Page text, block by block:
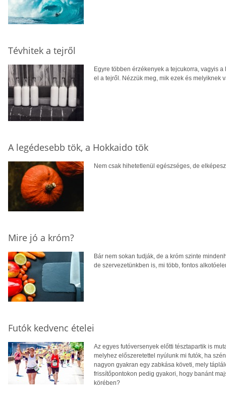
Tévhitek a tejről
Egyre többen érzékenyek a tejcukorra, vagyis
el a tejről. Nézzük meg, mik ezek és melyiknek
A legédesebb tök, a Hokkaido tök
Nem csak hihetetlenül egészséges, de
Mire jó a króm?
Bár nem sokan tudják, de a króm szinte
de szervezetünkben is, mi több, fontos
Futók kedvenc ételei
Az egyes futóversenyek előtti tésztapartik is
melyhez előszeretettel nyúlunk mi futók, ha
nagyon gyakran egy zabkása követi, mely
frissítőpontokon pedig gyakori, hogy banánt
körében?